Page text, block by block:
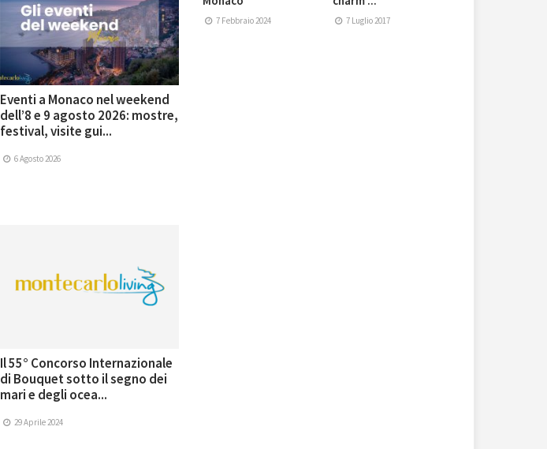
Eventi a Monaco nel weekend
dell’8 e 9 agosto 2026: mostre,
festival, visite gui...
6 Agosto 2026
Il 55° Concorso Internazionale
di Bouquet sotto il segno dei
mari e degli ocea...
29 Aprile 2024
7 Febbraio 2024 7 Luglio 2017